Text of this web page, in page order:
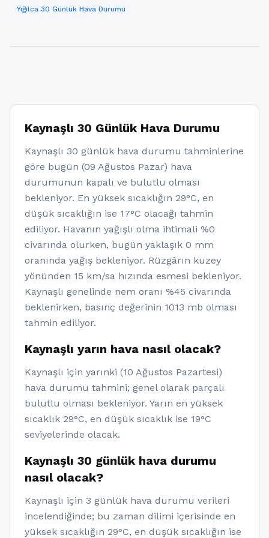
Yığılca 30 Günlük Hava Durumu
Kaynaşlı 30 Günlük Hava Durumu
Kaynaşlı 30 günlük hava durumu tahminlerine
göre bugün (09 Ağustos Pazar) hava
durumunun kapalı ve bulutlu olması
bekleniyor. En yüksek sıcaklığın 29°C, en
düşük sıcaklığın ise 17°C olacağı tahmin
ediliyor. Havanın yağışlı olma ihtimali %0
civarında olurken, bugün yaklaşık 0 mm
oranında yağış bekleniyor. Rüzgârın kuzey
yönünden 15 km/sa hızında esmesi bekleniyor.
Kaynaşlı genelinde nem oranı %45 civarında
beklenirken, basınç değerinin 1013 mb olması
tahmin ediliyor.
Kaynaşlı yarın hava nasıl olacak?
Kaynaşlı için yarınki (10 Ağustos Pazartesi)
hava durumu tahmini; genel olarak parçalı
bulutlu olması bekleniyor. Yarın en yüksek
sıcaklık 29°C, en düşük sıcaklık ise 19°C
seviyelerinde olacak.
Kaynaşlı 30 günlük hava durumu
nasıl olacak?
Kaynaşlı için 3 günlük hava durumu verileri
incelendiğinde; bu zaman dilimi içerisinde en
yüksek sıcaklığın 29°C, en düşük sıcaklığın ise